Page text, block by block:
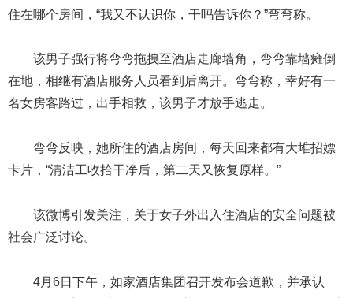
住在哪个房间，“我又不认识你，干吗告诉你？”弯弯称。
该男子强行将弯弯拖拽至酒店走廊墙角，弯弯靠墙瘫倒
在地，相继有酒店服务人员看到后离开。弯弯称，幸好有一
名女房客路过，出手相救，该男子才放手逃走。
弯弯反映，她所住的酒店房间，每天回来都有大堆招嫖
卡片，“清洁工收拾干净后，第二天又恢复原样。”
该微博引发关注，关于女子外出入住酒店的安全问题被
社会广泛讨论。
4月6日下午，如家酒店集团召开发布会道歉，并承认